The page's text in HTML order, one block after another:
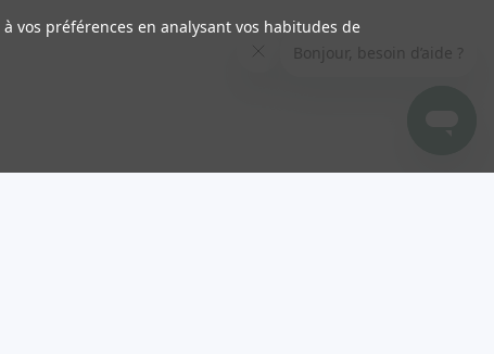
vos préférences en analysant vos habitudes de